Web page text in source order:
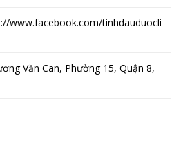
www.facebook.com/tinhdauduocli
Văn Can, Phường 15, Quận 8,